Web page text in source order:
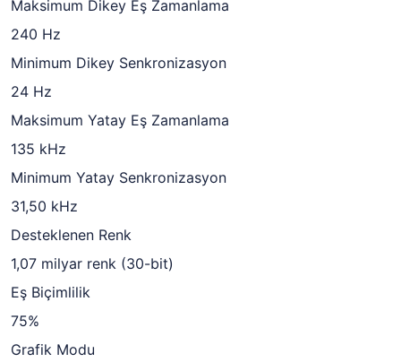
Maksimum Dikey Eş Zamanlama
240 Hz
Minimum Dikey Senkronizasyon
24 Hz
Maksimum Yatay Eş Zamanlama
135 kHz
Minimum Yatay Senkronizasyon
31,50 kHz
Desteklenen Renk
1,07 milyar renk (30-bit)
Eş Biçimlilik
75%
Grafik Modu